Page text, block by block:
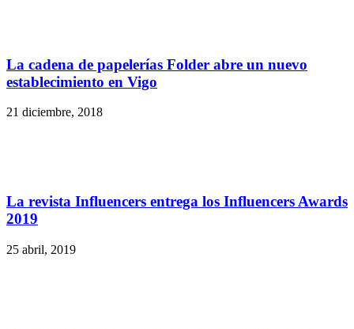
La cadena de papelerías Folder abre un nuevo
establecimiento en Vigo
21 diciembre, 2018
La revista Influencers entrega los Influencers Awards
2019
25 abril, 2019